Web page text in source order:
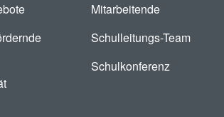
Mitarbeitende
Schulleitungs-Team
Schulkonferenz